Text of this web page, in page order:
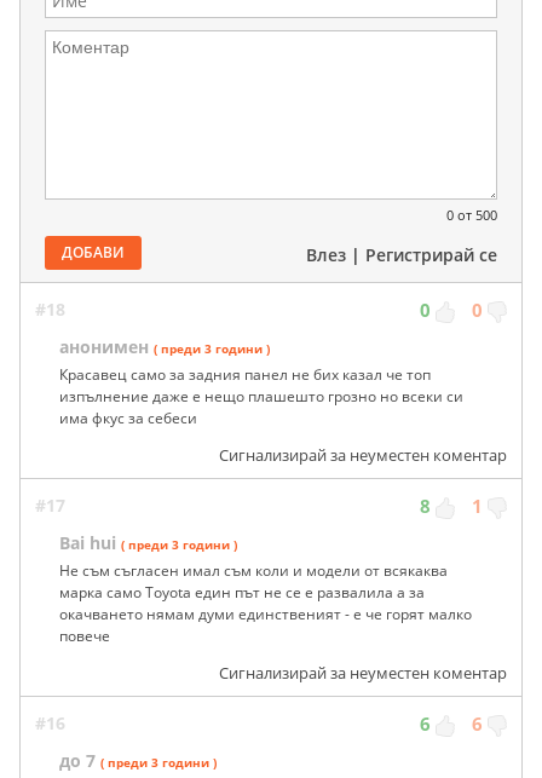
0 от 500
ДОБАВИ Влез | Регистрирай се
#18 0 0
анонимен ( преди 3 години )
Красавец само за задния панел не бих казал че топ
изпълнение даже е нещо плашешто грозно но всеки си
има фкус за себеси
Сигнализирай за неуместен коментар
#17 8 1
Bai hui ( преди 3 години )
Не съм съгласен имал съм коли и модели от всякаква
марка само Toyota един път не се е развалила а за
окачването нямам думи единственият - е че горят малко
повече
Сигнализирай за неуместен коментар
#16 6 6
до 7 ( преди 3 години )